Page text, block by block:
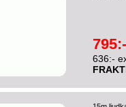
795:-
636:-